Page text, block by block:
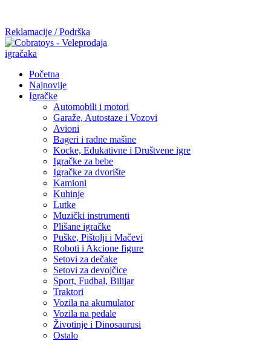
Reklamacije / Podrška
Početna
Najnovije
Igračke
Automobili i motori
Garaže, Autostaze i Vozovi
Avioni
Bageri i radne mašine
Kocke, Edukativne i Društvene igre
Igračke za bebe
Igračke za dvorište
Kamioni
Kuhinje
Lutke
Muzički instrumenti
Plišane igračke
Puške, Pištolji i Mačevi
Roboti i Akcione figure
Setovi za dečake
Setovi za devojčice
Sport, Fudbal, Bilijar
Traktori
Vozila na akumulator
Vozila na pedale
Životinje i Dinosaurusi
Ostalo